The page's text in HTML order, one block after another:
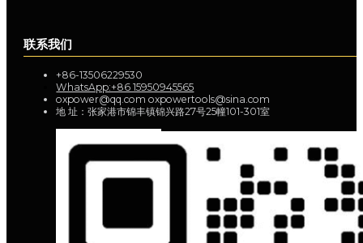
联系我们
+86-13506229530
WhatsApp:+86 15950945565
oxpower@qq.com oxpowertools@sina.com